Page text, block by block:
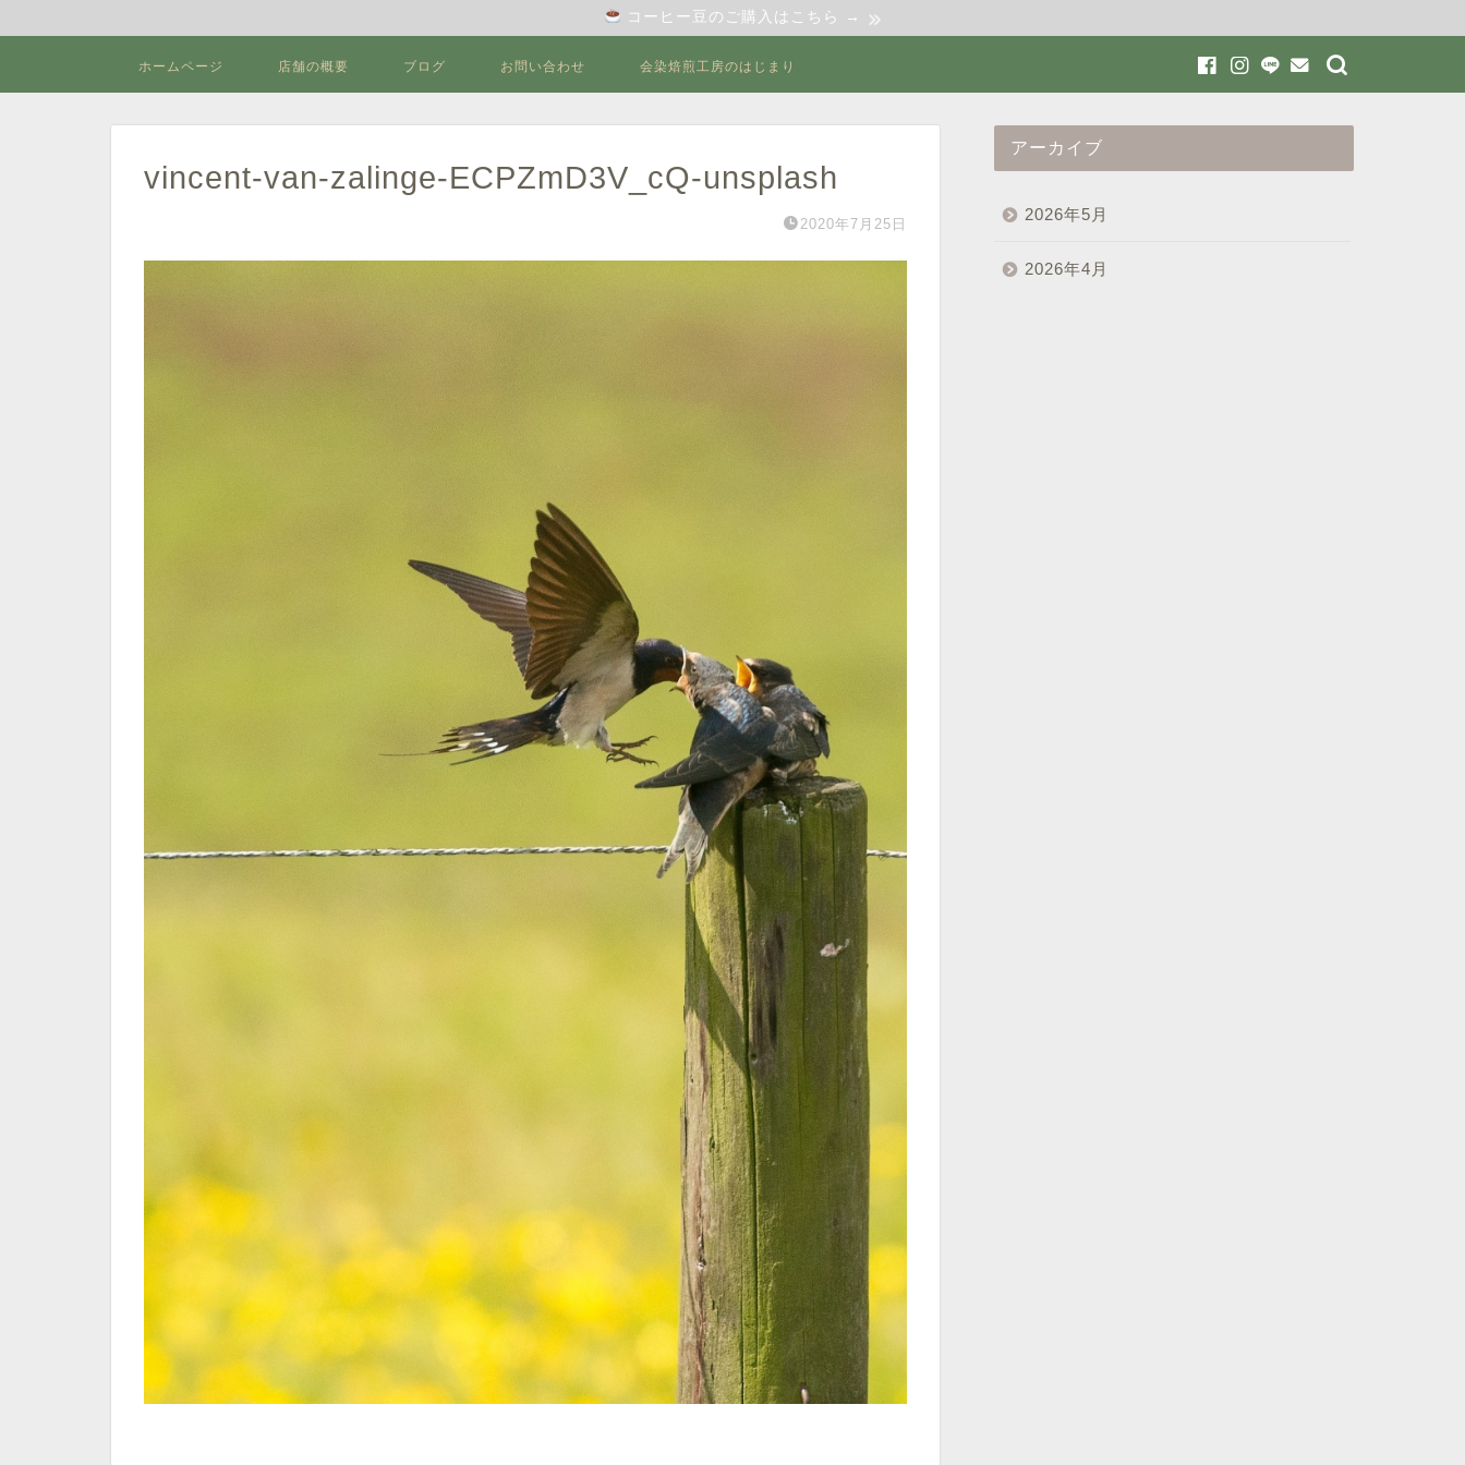
コーヒー豆のご購入はこちら →
ホームページ 店舗の概要 ブログ お問い合わせ 会染焙煎工房のはじまり
vincent-van-zalinge-ECPZmD3V_cQ-unsplash
2020年7月25日
アーカイブ
2026年5月
2026年4月